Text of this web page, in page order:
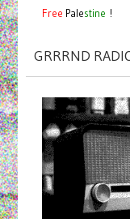
Free Palestine !
GRRRND